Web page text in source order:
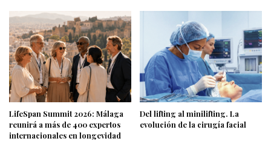
LifeSpan Summit 2026: Málaga
reunirá a más de 400 expertos
internacionales en longevidad
Del lifting al minilifting. La
evolución de la cirugía facial